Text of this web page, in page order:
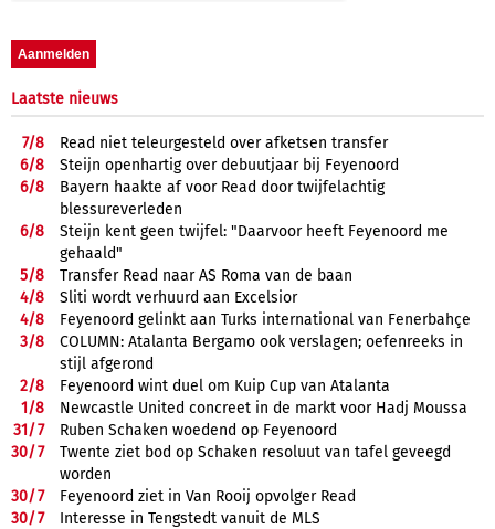
Laatste nieuws
7/8
Read niet teleurgesteld over afketsen transfer
6/8
Steijn openhartig over debuutjaar bij Feyenoord
6/8
Bayern haakte af voor Read door twijfelachtig
blessureverleden
6/8
Steijn kent geen twijfel: "Daarvoor heeft Feyenoord me
gehaald"
5/8
Transfer Read naar AS Roma van de baan
4/8
Sliti wordt verhuurd aan Excelsior
4/8
Feyenoord gelinkt aan Turks international van Fenerbahçe
3/8
COLUMN: Atalanta Bergamo ook verslagen; oefenreeks in
stijl afgerond
2/8
Feyenoord wint duel om Kuip Cup van Atalanta
1/8
Newcastle United concreet in de markt voor Hadj Moussa
31/7
Ruben Schaken woedend op Feyenoord
30/7
Twente ziet bod op Schaken resoluut van tafel geveegd
worden
30/7
Feyenoord ziet in Van Rooij opvolger Read
30/7
Interesse in Tengstedt vanuit de MLS